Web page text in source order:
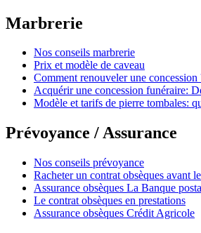
Marbrerie
Nos conseils marbrerie
Prix et modèle de caveau
Comment renouveler une concession
Acquérir une concession funéraire:
Modèle et tarifs de pierre tombales:
Prévoyance / Assurance
Nos conseils prévoyance
Racheter un contrat obsèques avant
Assurance obsèques La Banque
Le contrat obsèques en prestations
Assurance obsèques Crédit Agricole